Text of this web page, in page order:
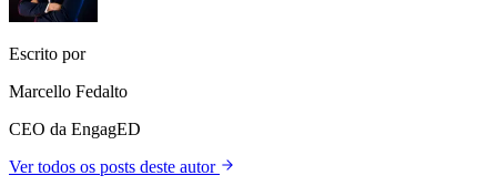
Escrito por
Marcello Fedalto
CEO da EngagED
Ver todos os posts deste autor